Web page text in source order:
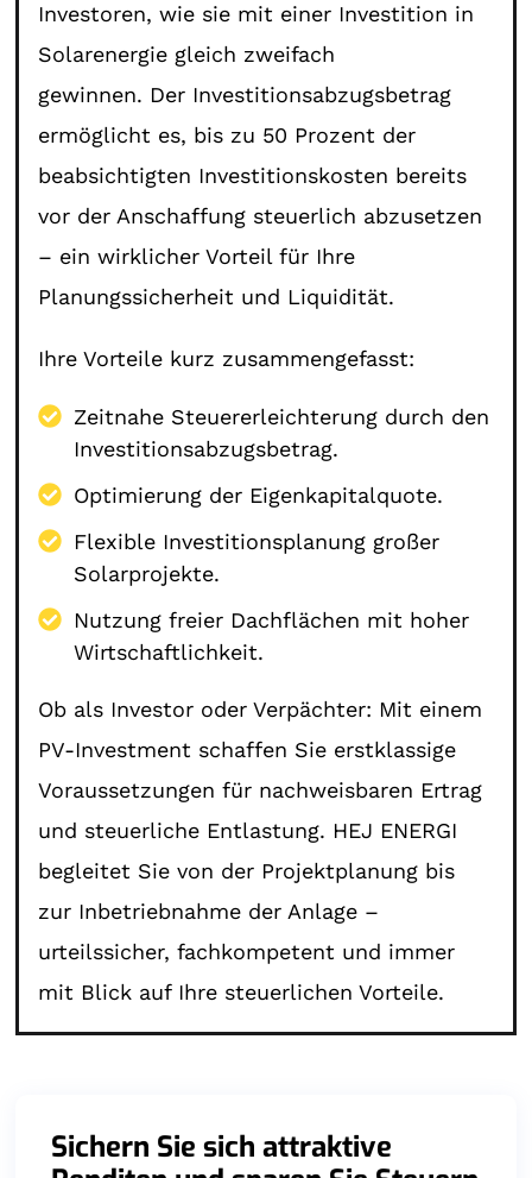
Investoren, wie sie mit einer Investition in
Solarenergie gleich zweifach
gewinnen. Der Investitionsabzugsbetrag
ermöglicht es, bis zu 50 Prozent der
beabsichtigten Investitionskosten bereits
vor der Anschaffung steuerlich abzusetzen
– ein wirklicher Vorteil für Ihre
Planungssicherheit und Liquidität.
Ihre Vorteile kurz zusammengefasst:
Zeitnahe Steuererleichterung durch den
Investitionsabzugsbetrag.
Optimierung der Eigenkapitalquote.
Flexible Investitionsplanung großer
Solarprojekte.
Nutzung freier Dachflächen mit hoher
Wirtschaftlichkeit.
Ob als Investor oder Verpächter: Mit einem
PV-Investment schaffen Sie erstklassige
Voraussetzungen für nachweisbaren Ertrag
und steuerliche Entlastung. HEJ ENERGI
begleitet Sie von der Projektplanung bis
zur Inbetriebnahme der Anlage –
urteilssicher, fachkompetent und immer
mit Blick auf Ihre steuerlichen Vorteile.
Sichern Sie sich attraktive